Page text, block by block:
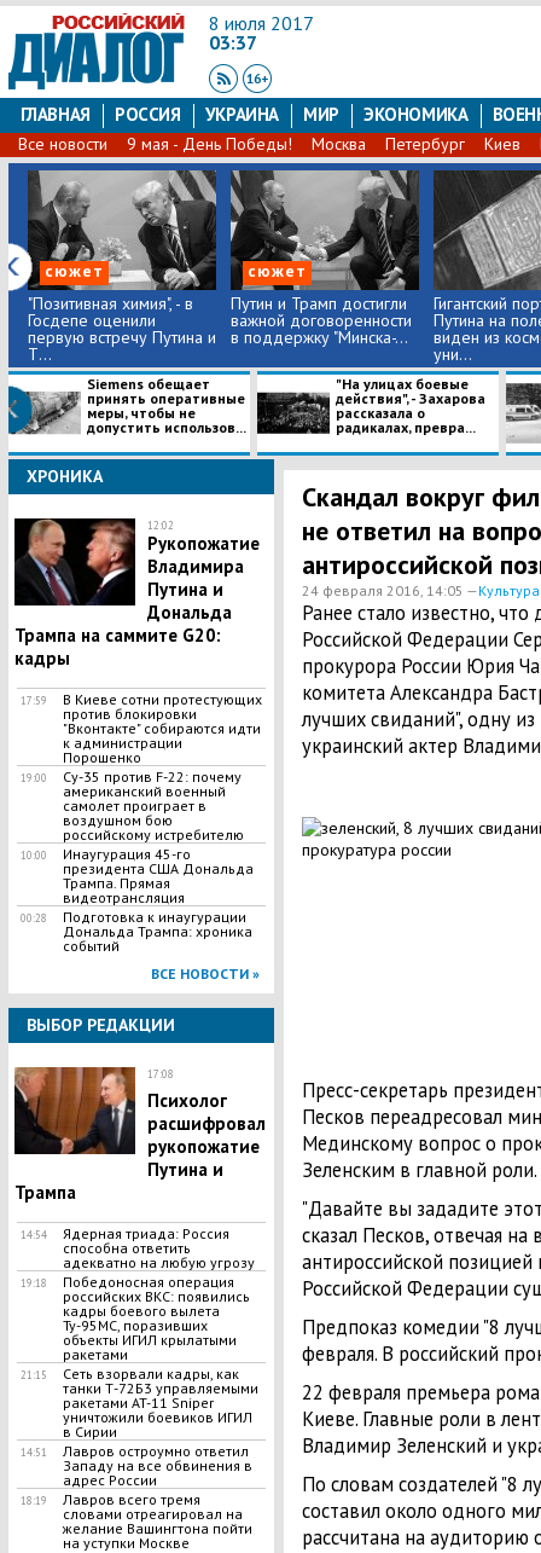
8 июля 2017
03:37
ГЛАВНАЯ РОССИЯ УКРАИНА МИР ЭКОНОМИКА
Все новости 9 мая - День Победы! Москва Петербург Киев
сюжет
"Позитивная химия", - в
Госдепе оценили
первую встречу Путина и
Т...
сюжет
Путин и Трамп достигли
важной договоренности
в поддержку "Минска-...
Гигантский
Путина на
виден из
уни...
Siemens обещает
принять оперативные
меры, чтобы не
допустить использов...
"На улицах боевые
действия", - Захарова
рассказала о
радикалах, превра...
ХРОНИКА
12:02
Рукопожатие
Владимира
Путина и
Дональда
Трампа на саммите G20:
кадры
17:59
В Киеве сотни протестующих
против блокировки
"Вконтакте" собираются идти
к администрации
Порошенко
19:00
Су-35 против F-22: почему
американский военный
самолет проиграет в
воздушном бою
российскому истребителю
10:00
Инаугурация 45-го
президента США Дональда
Трампа. Прямая
видеотрансляция
00:28
Подготовка к инаугурации
Дональда Трампа: хроника
событий
ВСЕ НОВОСТИ »
ВЫБОР РЕДАКЦИИ
17:08
Психолог
расшифровал
рукопожатие
Путина и
Трампа
14:54
Ядерная триада: Россия
способна ответить
адекватно на любую угрозу
19:18
Победоносная операция
российских ВКС: появились
кадры боевого вылета
Ту-95МС, поразивших
объекты ИГИЛ крылатыми
ракетами
21:15
Сеть взорвали кадры, как
танки Т-72Б3 управляемыми
ракетами AT-11 Sniper
уничтожили боевиков ИГИЛ
в Сирии
14:51
Лавров остроумно ответил
Западу на все обвинения в
адрес России
18:19
Лавров всего тремя
словами отреагировал на
желание Вашингтона пойти
на уступки Москве
Скандал вокруг
не ответил на
антироссийской
24 февраля 2016, 14:05 —Культура
Ранее стало известно,
Российской Федерации
прокурора России Юрия
комитета Александра
лучших свиданий", одну
украинский актер
Пресс-секретарь
Песков переадресовал
Мединскому вопрос о
Зеленским в главной роли.
"Давайте вы зададите
сказал Песков, отвечая
антироссийской
Российской Федерации
Предпоказ комедии "8
февраля. В российский
22 февраля премьера
Киеве. Главные роли в
Владимир Зеленский и
По словам создателей "8
составил около одного
рассчитана на аудиторию